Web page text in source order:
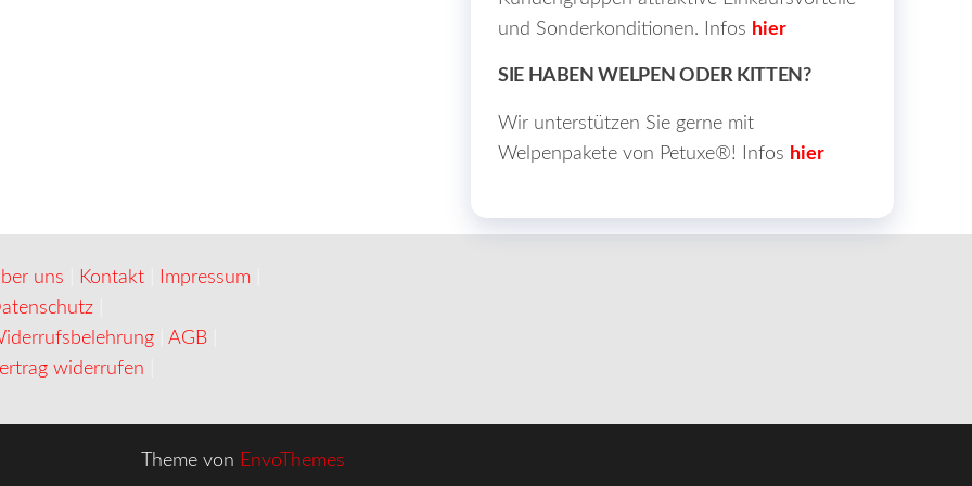
und Sonderkonditionen. Infos hier
SIE HABEN WELPEN ODER KITTEN?
Wir unterstützen Sie gerne mit
Welpenpakete von Petuxe®! Infos hier
uns Kontakt Impressum
|AGB
widerrufen
Theme von EnvoThemes